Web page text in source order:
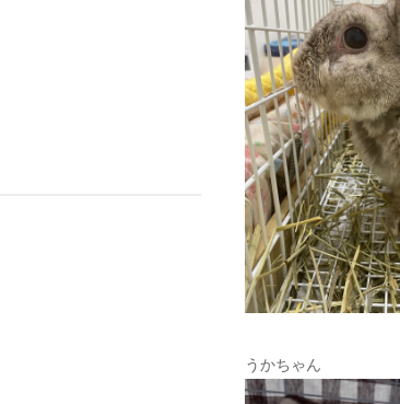
うかちゃん